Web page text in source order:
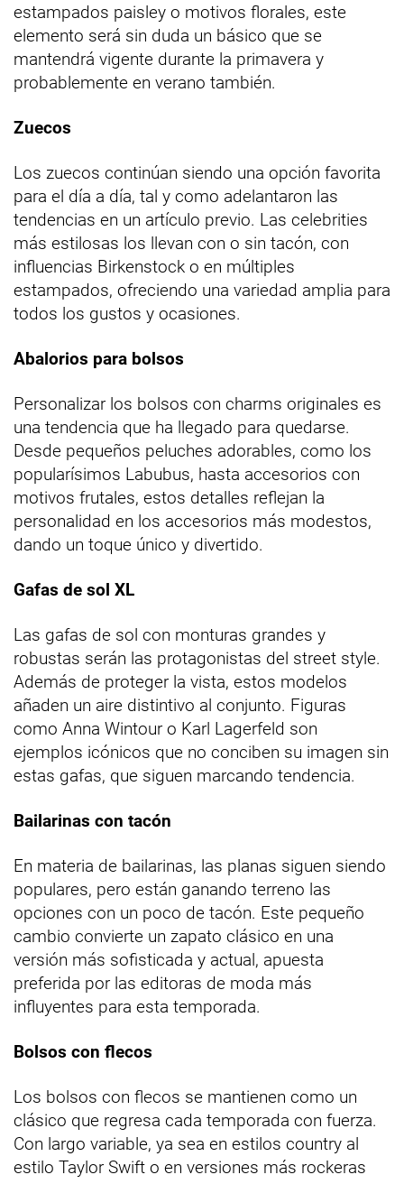
estampados paisley o motivos florales, este
elemento será sin duda un básico que se
mantendrá vigente durante la primavera y
probablemente en verano también.
Zuecos
Los zuecos continúan siendo una opción favorita
para el día a día, tal y como adelantaron las
tendencias en un artículo previo. Las celebrities
más estilosas los llevan con o sin tacón, con
influencias Birkenstock o en múltiples
estampados, ofreciendo una variedad amplia para
todos los gustos y ocasiones.
Abalorios para bolsos
Personalizar los bolsos con charms originales es
una tendencia que ha llegado para quedarse.
Desde pequeños peluches adorables, como los
popularísimos Labubus, hasta accesorios con
motivos frutales, estos detalles reflejan la
personalidad en los accesorios más modestos,
dando un toque único y divertido.
Gafas de sol XL
Las gafas de sol con monturas grandes y
robustas serán las protagonistas del street style.
Además de proteger la vista, estos modelos
añaden un aire distintivo al conjunto. Figuras
como Anna Wintour o Karl Lagerfeld son
ejemplos icónicos que no conciben su imagen sin
estas gafas, que siguen marcando tendencia.
Bailarinas con tacón
En materia de bailarinas, las planas siguen siendo
populares, pero están ganando terreno las
opciones con un poco de tacón. Este pequeño
cambio convierte un zapato clásico en una
versión más sofisticada y actual, apuesta
preferida por las editoras de moda más
influyentes para esta temporada.
Bolsos con flecos
Los bolsos con flecos se mantienen como un
clásico que regresa cada temporada con fuerza.
Con largo variable, ya sea en estilos country al
estilo Taylor Swift o en versiones más rockeras